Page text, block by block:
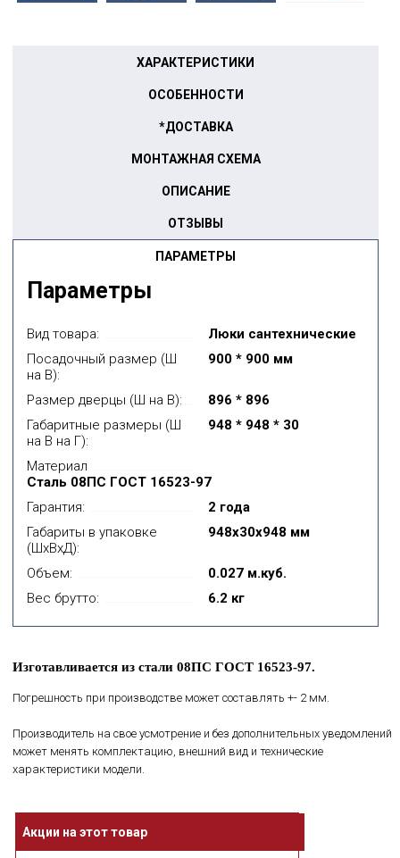
ПАРАМЕТРЫ
ХАРАКТЕРИСТИКИ
ОСОБЕННОСТИ
*ДОСТАВКА
МОНТАЖНАЯ СХЕМА
ОПИСАНИЕ
ОТЗЫВЫ
Параметры
Вид товара:
Люки сантехнические
Посадочный размер (Ш
на В):
900 * 900 мм
Размер дверцы (Ш на В):
896 * 896
Габаритные размеры (Ш
на В на Г):
948 * 948 * 30
Материал
Сталь 08ПС ГОСТ 16523-97
Гарантия:
2 года
Габариты в упаковке
(ШхВхД):
948x30x948 мм
Объем:
0.027 м.куб.
Вес брутто:
6.2 кг
Изготавливается из стали 08ПС ГОСТ 16523-97.
Погрешность при производстве может составлять +- 2 мм.
Производитель на свое усмотрение и без дополнительных уведомлений
может менять комплектацию, внешний вид и технические
характеристики модели.
Акции на этот товар